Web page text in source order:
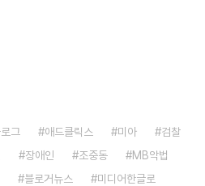
그 애드클릭스 미아
검찰
장애인 조중동
MB악법
블로거뉴스
미디어한글로